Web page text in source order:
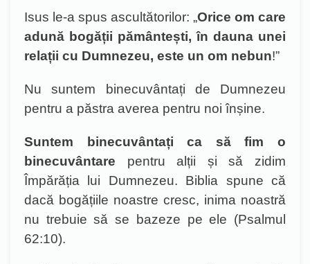
Isus le-a spus ascultătorilor: „Orice om care
adună bogății pământești, în dauna unei
relații cu Dumnezeu, este un om nebun!”
Nu suntem binecuvântați de Dumnezeu
pentru a păstra averea pentru noi înșine.
Suntem binecuvântați ca să fim o
binecuvântare pentru alții și să zidim
Împărăția lui Dumnezeu. Biblia spune că
dacă bogățiile noastre cresc, inima noastră
nu trebuie să se bazeze pe ele (Psalmul
62:10).